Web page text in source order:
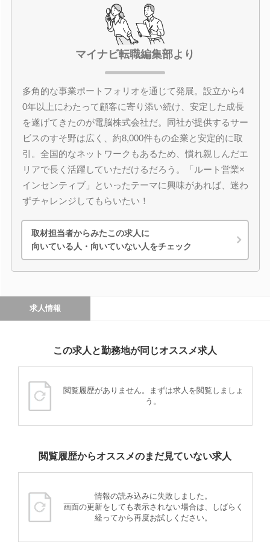
マイナビ転職編集部より
多角的な事業ポートフォリオを通じて発展。設立から4
0年以上にわたって顧客に寄り添い続け、安定した成長
を遂げてきたのが電脳株式会社だ。同社が提供するサー
ビスのすそ野は広く、約8,000件もの企業と安定的に取
引。全国的なネットワークもあるため、慣れ親しんだエ
リアで長く活躍していただけるだろう。「ルート営業×
インセンティブ」といったテーマに興味があれば、迷わ
ずチャレンジしてもらいたい！
取材担当者からみたこの求人に
向いている人・向いていない人をチェック
求人情報
この求人と勤務地が同じオススメ求人
閲覧履歴がありません。まずは求人を閲覧しましょ
う。
閲覧履歴からオススメのまだ見ていない求人
情報の読み込みに失敗しました。
画面の更新をしても表示されない場合は、しばらく
経ってから再度お試しください。